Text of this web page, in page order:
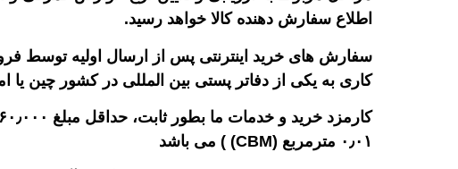
اطلاع سفارش دهنده کالا خواهد رسید.
کاری به یکی از دفاتر پستی بین المللی در کشور چین
۰٫۰۱ مترمربع (CBM) ) می باشد